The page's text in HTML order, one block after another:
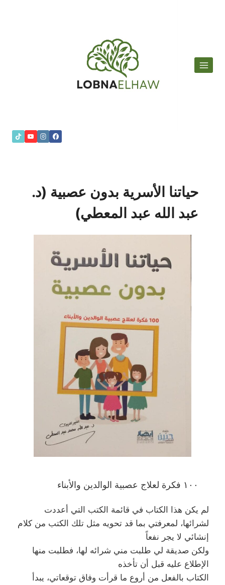
حياتنا الأسرية بدون عصبية (د.
عبد الله عبد المعطي)
١٠٠ فكرة لعلاج عصبية الوالدين والأبناء
لم يكن هذا الكتاب في قائمة الكتب التي أعددت
لشرائها، لمعرفتي بما قد تحويه مثل تلك الكتب من كلام
إنشائي لا يجر نفعاً
ولكن صديقة لي طلبت مني شرائه لها، فطلبت منها
الإطلاع عليه قبل أن تأخذه
الكتاب بالفعل من أروع ما قرأت وفاق توقعاتي، يبدأ